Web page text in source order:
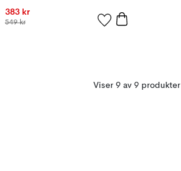
383 kr
549 kr
Viser 9 av 9 produkter